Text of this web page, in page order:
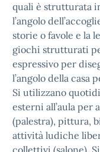
quali è strutturata
l’angolo
storie o favole e la
giochi strutturati
espressivo per
l’angolo della casa
Si utilizzano
esterni all’aula
(palestra), pittura,
attività ludiche
collettivi (salone).